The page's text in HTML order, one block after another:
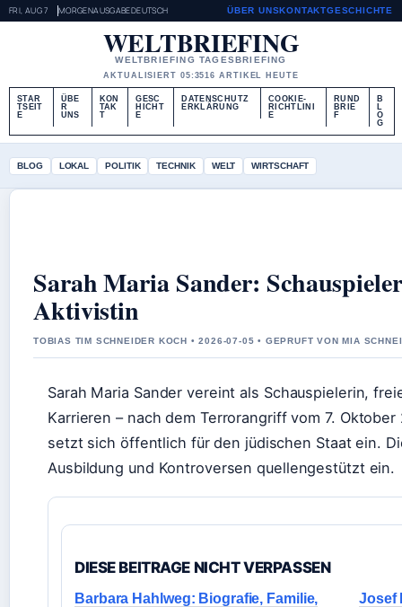
FRI, AUG 7 MORGENAUSGABEDEUTSCH ÜBER UNSKONTAKTGESCHICHTE
WELTBRIEFING
WELTBRIEFING TAGESBRIEFING
AKTUALISIERT 05:3516 ARTIKEL HEUTE
STAR
TSEIT
E
ÜBE
R
UNS
KON
TAK
T
GESC
HICHT
E
DATENSCHUTZ
ERKLÄRUNG
COOKIE-
RICHTLINI
E
RUND
BRIE
F
B
L
O
G
BLOG LOKAL POLITIK TECHNIK WELT WIRTSCHAFT
Sarah Maria Sander:
Aktivistin
TOBIAS TIM SCHNEIDER KOCH • 2026-07-05 • GEPRUFT VON MIA
Sarah Maria Sander vereint als Schauspielerin,
Karrieren – nach dem Terrorangriff vom 7.
setzt sich öffentlich für den jüdischen Staat ein.
Ausbildung und Kontroversen quellengestützt ein.
DIESE BEITRAGE NICHT VERPASSEN
Barbara Hahlweg: Biografie, Familie,
Josef